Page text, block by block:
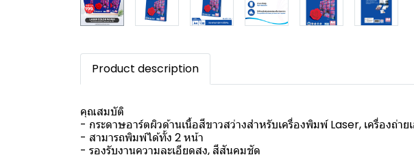
Product description
คุณสมบัติ
- กระดาษอาร์ตผิวด้านเนื้อสีขาวสว่างสำหรับเครื่องพิมพ์ Laser, เครื่องถ่าย
- สามารถพิมพ์ได้ทั้ง 2 หน้า
- รองรับงานความละเอียดสูง, สีสันคมชัด